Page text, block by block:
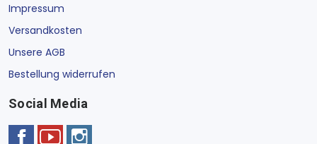
Impressum
Versandkosten
Unsere AGB
Bestellung widerrufen
Social Media